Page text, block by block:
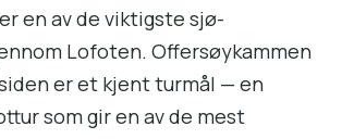
en av de viktigste sjø-
Lofoten. Offersøykammen
er et kjent turmål — en
som gir en av de mest